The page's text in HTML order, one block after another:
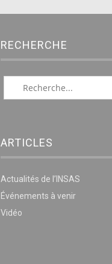
RECHERCHE
ARTICLES
Actualités de l’INSAS
Événements à venir
Vidéo